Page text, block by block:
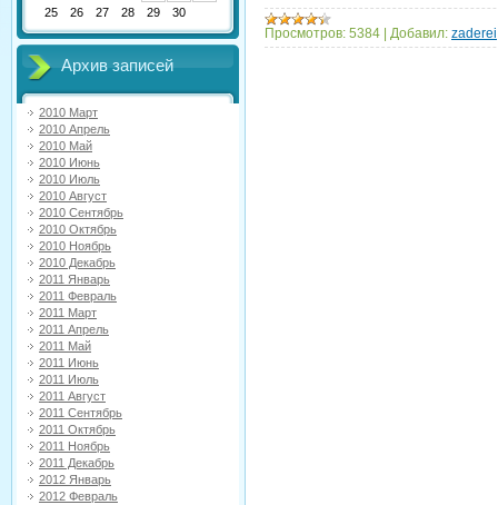
25
26 27 28 29 30
Архив записей
2010 Март
2010 Апрель
2010 Май
2010 Июнь
2010 Июль
2010 Август
2010 Сентябрь
2010 Октябрь
2010 Ноябрь
2010 Декабрь
2011 Январь
2011 Февраль
2011 Март
2011 Апрель
2011 Май
2011 Июнь
2011 Июль
2011 Август
2011 Сентябрь
2011 Октябрь
2011 Ноябрь
2011 Декабрь
2012 Январь
2012 Февраль
Просмотров: 5384 | Добавил: zaderei